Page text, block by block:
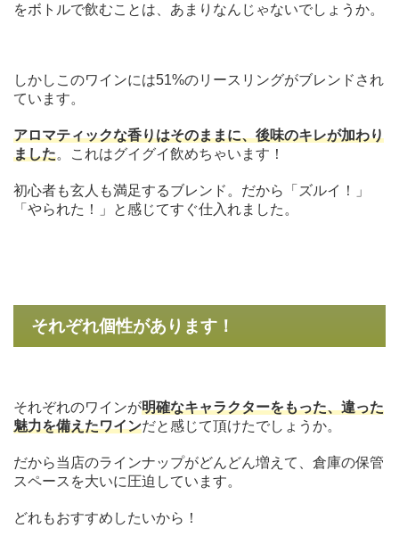
をボトルで飲むことは、あまりなんじゃないでしょうか。
しかしこのワインには51%のリースリングがブレンドされ
ています。
アロマティックな香りはそのままに、後味のキレが加わり
ました。これはグイグイ飲めちゃいます！
初心者も玄人も満足するブレンド。だから「ズルイ！」
「やられた！」と感じてすぐ仕入れました。
それぞれ個性があります！
それぞれのワインが明確なキャラクターをもった、違った
魅力を備えたワインだと感じて頂けたでしょうか。
だから当店のラインナップがどんどん増えて、倉庫の保管
スペースを大いに圧迫しています。
どれもおすすめしたいから！